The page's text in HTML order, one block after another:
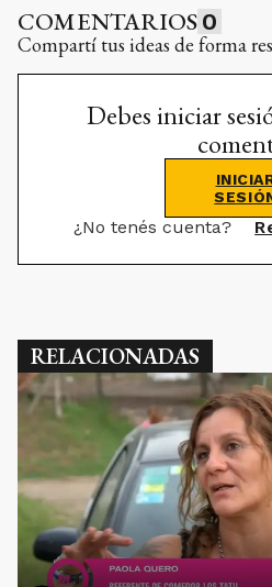
COMENTARIOS 0
Compartí tus ideas de forma
Debes iniciar
¿No tenés cuenta?
RELACIONADAS